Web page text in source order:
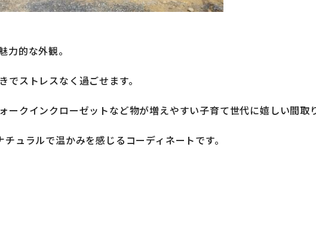
的な外観。
ストレスなく過ごせます。
ークインクローゼットなど物が増えやすい子育て世代に嬉しい間取
ュラルで温かみを感じるコーディネートです。